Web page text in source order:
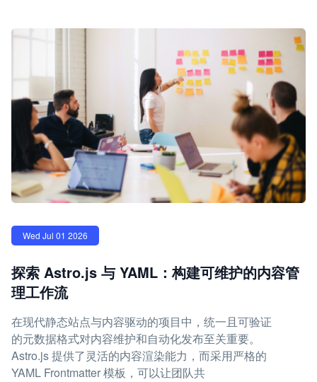
Wed Jul 01 2026
探索 Astro.js 与 YAML：构建可维护的内容管
理工作流
在现代静态站点与内容驱动的项目中，统一且可验证
的元数据格式对内容维护和自动化发布至关重要。
Astro.js 提供了灵活的内容渲染能力，而采用严格的
YAML Frontmatter 模板，可以让团队共